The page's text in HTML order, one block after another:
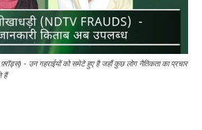
- उन गहराईयों को समेटे हुए है जहाँ कुछ लोग नैतिकता का प्रचार
हैं